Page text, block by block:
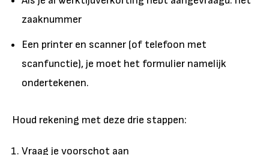
zaaknummer
Een printer en scanner (of telefoon met
scanfunctie), je moet het formulier namelijk
ondertekenen.
Houd rekening met deze drie stappen:
Vraag je voorschot aan